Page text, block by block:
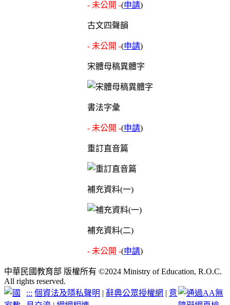
- 未公開 -(申請)
古文四聲韻
- 未公開 -(申請)
宋體母稿異體字
書法字彙
- 未公開 -(申請)
重訂直音篇
補充資料(一)
補充資料(二)
- 未公開 -(申請)
中華民國教育部 版權所有 ©2024 Ministry of Education, R.O.C.
All rights reserved.
::: 個資法及隱私聲明 | 辭典公眾授權網 | 意